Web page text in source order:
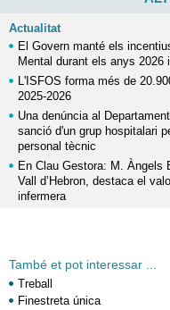
Actualitat
El Govern manté els
Mental durant els anys 2026
L'ISFOS forma més de
2025-2026
Una denúncia al
sanció d'un grup hospitalari
personal tècnic
En Clau Gestora: M. Àngels
Vall d’Hebron, destaca el
infermera
També et pot interessar ...
Treball
Finestreta única